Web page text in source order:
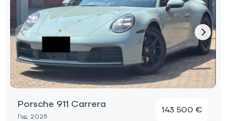
Porsche 911 Carrera
Год: 2025
143 500 €